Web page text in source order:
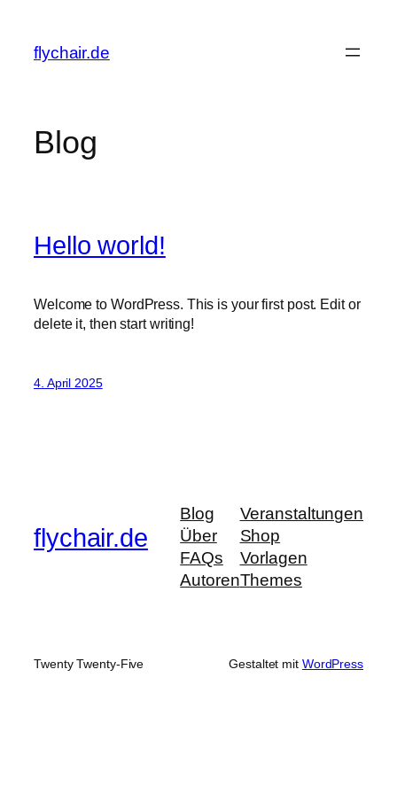
springen
flychair.de
Blog
Hello world!
Welcome to WordPress. This is your first post. Edit or
delete it, then start writing!
4. April 2025
flychair.de
Blog
Über
FAQs
Autoren
Veranstaltungen
Shop
Vorlagen
Themes
Twenty Twenty-Five Gestaltet mit WordPress